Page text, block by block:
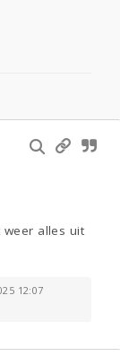
alles uit
12:07